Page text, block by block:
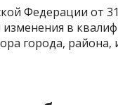
Федерации от
в
города, района,